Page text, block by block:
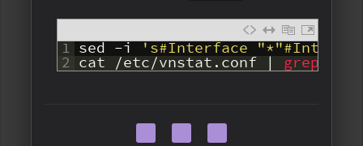
1
2
sed -i 's#Interface
cat /etc/vnstat.conf | grep